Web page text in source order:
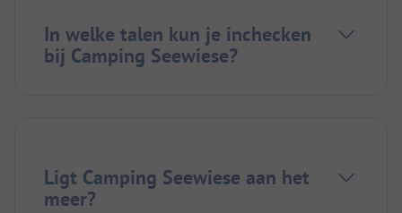
In welke talen kun je inchecken
bij Camping Seewiese?
Ligt Camping Seewiese aan het
meer?